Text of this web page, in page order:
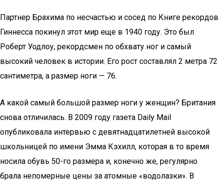
Партнер Брахима по несчастью и сосед по Книге рекордов
Гиннесса покинул этот мир еще в 1940 году. Это был
Роберт Уодлоу, рекордсмен по обхвату ног и самый
высокий человек в истории. Его рост составлял 2 метра 72
сантиметра, а размер ноги — 76.
А какой самый большой размер ноги у женщин? Британия
снова отличилась. В 2009 году газета Daily Mail
опубликовала интервью с девятнадцатилетней высокой
школьницей по имени Эмма Кэхилл, которая в то время
носила обувь 50-го размера и, конечно же, регулярно
брала непомерные цены за атомные «водолазки». В